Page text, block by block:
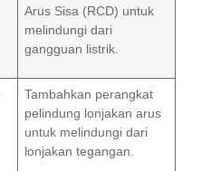
Arus Sisa (RCD) untuk
melindungi dari
gangguan listrik.
Tambahkan perangkat
pelindung lonjakan arus
untuk melindungi dari
lonjakan tegangan.